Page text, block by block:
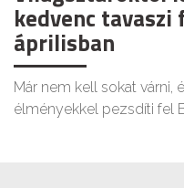
kedvenc
áprilisban
Már nem kell sokat várni,
élményekkel pezsdíti fel